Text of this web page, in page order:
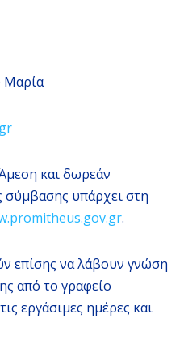
Μαρία
και δωρεάν
υπάρχει στη
.
επίσης να λάβουν γνώση
από το γραφείο
εργάσιμες ημέρες και